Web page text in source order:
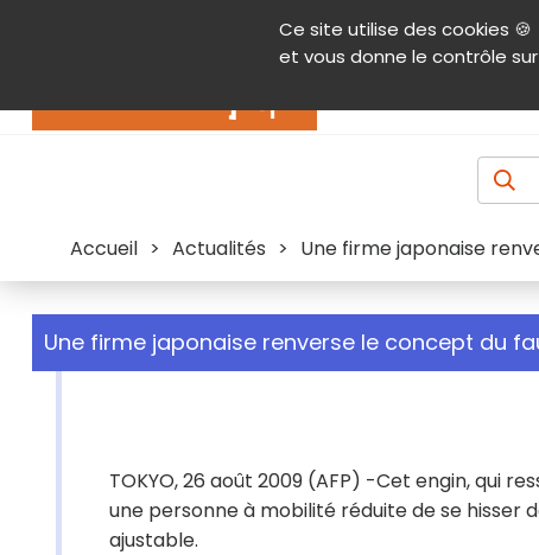
Ce site utilise des cookies 🍪
et vous donne le contrôle
Contenu Aide et accessibilité Menu
Accueil > Actualités > Une firme japonaise
Une firme japonaise renverse le concept du
TOKYO, 26 août 2009 (AFP) -Cet engin, qui
une personne à mobilité réduite de se hisser
ajustable.